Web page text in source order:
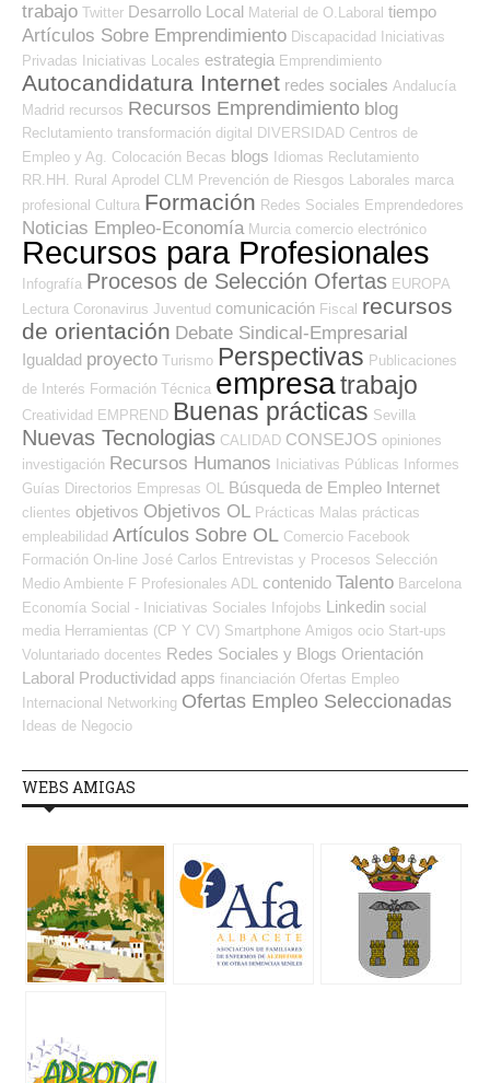
trabajo Twitter Desarrollo Local Material de O.Laboral tiempo
Artículos Sobre Emprendimiento Discapacidad
Iniciativas
Privadas
Iniciativas Locales estrategia Emprendimiento
Autocandidatura Internet redes sociales Andalucía
Madrid recursos Recursos Emprendimiento blog
Reclutamiento transformación digital DIVERSIDAD Centros de
Empleo y Ag. Colocación Becas blogs Idiomas Reclutamiento
RR.HH. Rural Aprodel CLM Prevención de Riesgos Laborales marca
profesional Cultura Formación Redes Sociales Emprendedores
Noticias Empleo-Economía Murcia comercio electrónico
Recursos para Profesionales
Infografía Procesos de Selección Ofertas EUROPA
Lectura Coronavirus Juventud comunicación Fiscal recursos
de orientación Debate Sindical-Empresarial
Igualdad proyecto Turismo Perspectivas Publicaciones
de Interés Formación Técnica empresatrabajo
Creatividad EMPREND Buenas prácticas Sevilla
Nuevas Tecnologias CALIDAD CONSEJOS opiniones
investigación Recursos Humanos Iniciativas Públicas
Informes
Guías Directorios Empresas OL Búsqueda de Empleo Internet
clientes objetivos Objetivos OL Prácticas Malas prácticas
empleabilidad Artículos Sobre OL Comercio Facebook
Formación On-line José Carlos Entrevistas y Procesos Selección
Medio Ambiente F Profesionales ADL contenido Talento Barcelona
Economía Social - Iniciativas Sociales
Infojobs Linkedin social
media Herramientas (CP Y CV) Smartphone Amigos ocio Start-ups
Voluntariado docentes Redes Sociales y Blogs Orientación
Laboral Productividad apps financiación Ofertas Empleo
Internacional Networking Ofertas Empleo Seleccionadas
Ideas de Negocio
WEBS AMIGAS